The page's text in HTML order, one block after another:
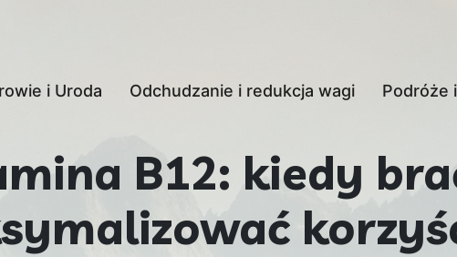
i Uroda Odchudzanie i redukcja wagi Podróże
B12: kiedy